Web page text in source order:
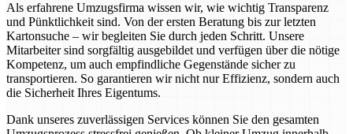
Als erfahrene Umzugsfirma wissen wir, wie wichtig Transparenz
und Pünktlichkeit sind. Von der ersten Beratung bis zur letzten
Kartonsuche – wir begleiten Sie durch jeden Schritt. Unsere
Mitarbeiter sind sorgfältig ausgebildet und verfügen über die nötige
Kompetenz, um auch empfindliche Gegenstände sicher zu
transportieren. So garantieren wir nicht nur Effizienz, sondern auch
die Sicherheit Ihres Eigentums.
Dank unseres zuverlässigen Services können Sie den gesamten